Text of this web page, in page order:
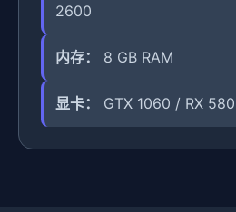
2600
内存： 8 GB RAM
显卡： GTX 1060 / RX 580